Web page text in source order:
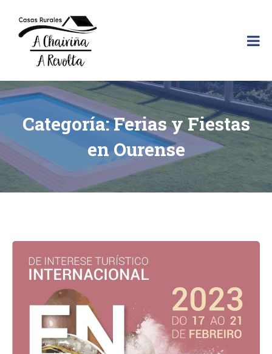
content
Chairiña
A
Revolta
dos
casas
rurales
situadas
el
Categoría:Ferias y Fiestas
en Ourense